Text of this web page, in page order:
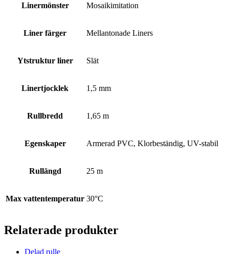
Linermönster Mosaikimitation
Liner färger Mellantonade Liners
Ytstruktur liner Slät
Linertjocklek 1,5 mm
Rullbredd 1,65 m
Egenskaper Armerad PVC, Klorbeständig, UV-stabil
Rullängd 25 m
Max vattentemperatur 30°C
Relaterade produkter
Delad rulle